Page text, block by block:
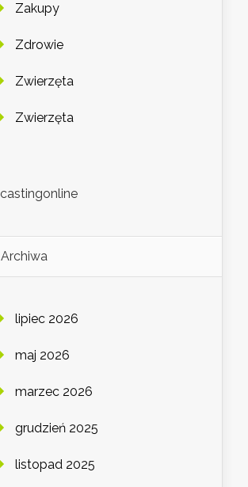
Zakupy
Zdrowie
Zwierzęta
Zwierzęta
castingonline
Archiwa
lipiec 2026
maj 2026
marzec 2026
grudzień 2025
listopad 2025